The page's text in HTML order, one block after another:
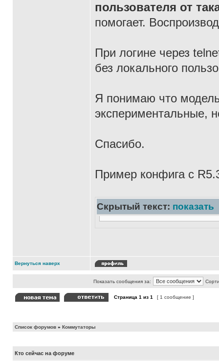
пользователя от
помогает.
При логине через
без локального
Я понимаю что
экспериментальные,
Спасибо.
Пример конфига с
Скрытый текст: показать
Вернуться наверх
Показать сообщения за:
Страница 1 из 1 [ 1 сообщение ]
Список форумов » Коммутаторы
Кто сейчас на форуме